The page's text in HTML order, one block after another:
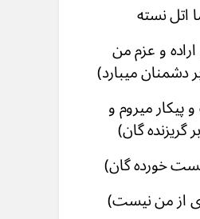
اتل نسته
و عزم من
دشمنان میبارد)
پیکار میروم و
گریزنده گان)
خورده گان)
از من نیست)